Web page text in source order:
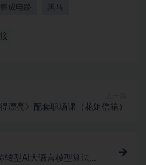
集成电路 黑马
漂亮》配套职场课（花姐信箱）
转型AI大语言模型算法工